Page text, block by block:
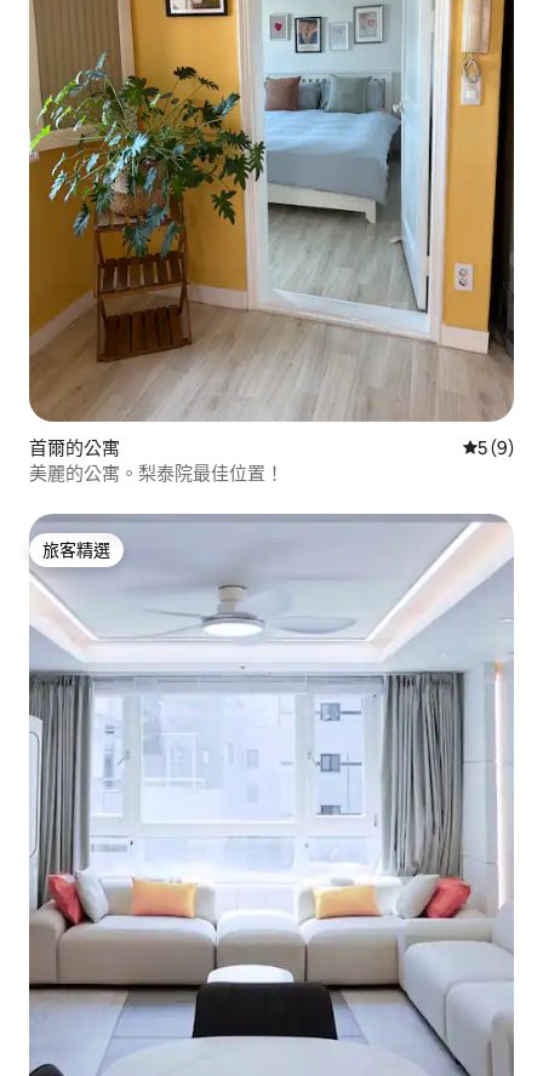
首爾的公寓 從 9 則評
5 (9)
美麗的公寓。梨泰院最佳位置！
旅客精選
旅客精選